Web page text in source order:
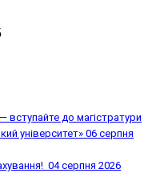
до магістратури
університет» 06 серпня
04 серпня 2026